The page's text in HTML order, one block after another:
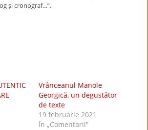
și cronograf…”.
Vrânceanul Manole
Georgică, un degustător
de texte
19 februarie 2021
În „Comentarii”